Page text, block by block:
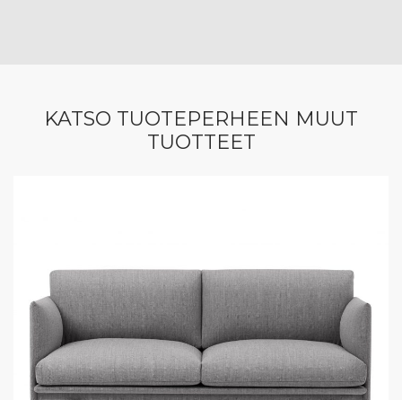
KATSO TUOTEPERHEEN MUUT
TUOTTEET